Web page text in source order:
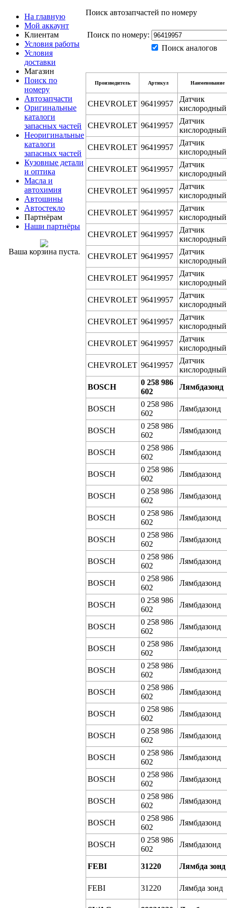
На главную
Мой аккаунт
Клиентам
Условия работы
Условия
доставки
Магазин
Поиск по
номеру
Автозапчасти
Оригинальные
каталоги
запасных частей
Неоригинальные
каталоги
запасных частей
Кузовные детали
и оптика
Масла и
автохимия
Автошины
Автостекло
Партнёрам
Наши партнёры
Ваша корзина пуста.
Поиск автозапчастей по номеру
Поиск по номеру:
Поиск аналогов
Производитель Артикул Наименование
CHEVROLET 96419957
Датчик
кислородный
CHEVROLET 96419957
Датчик
кислородный
CHEVROLET 96419957
Датчик
кислородный
CHEVROLET 96419957
Датчик
кислородный
CHEVROLET 96419957
Датчик
кислородный
CHEVROLET 96419957
Датчик
кислородный
CHEVROLET 96419957
Датчик
кислородный
CHEVROLET 96419957
Датчик
кислородный
CHEVROLET 96419957
Датчик
кислородный
CHEVROLET 96419957
Датчик
кислородный
CHEVROLET 96419957
Датчик
кислородный
CHEVROLET 96419957
Датчик
кислородный
CHEVROLET 96419957
Датчик
кислородный
BOSCH
0 258 986
602
Лямбдазонд
BOSCH
0 258 986
602
Лямбдазонд
BOSCH
0 258 986
602
Лямбдазонд
BOSCH
0 258 986
602
Лямбдазонд
BOSCH
0 258 986
602
Лямбдазонд
BOSCH
0 258 986
602
Лямбдазонд
BOSCH
0 258 986
602
Лямбдазонд
BOSCH
0 258 986
602
Лямбдазонд
BOSCH
0 258 986
602
Лямбдазонд
BOSCH
0 258 986
602
Лямбдазонд
BOSCH
0 258 986
602
Лямбдазонд
BOSCH
0 258 986
602
Лямбдазонд
BOSCH
0 258 986
602
Лямбдазонд
BOSCH
0 258 986
602
Лямбдазонд
BOSCH
0 258 986
602
Лямбдазонд
BOSCH
0 258 986
602
Лямбдазонд
BOSCH
0 258 986
602
Лямбдазонд
BOSCH
0 258 986
602
Лямбдазонд
BOSCH
0 258 986
602
Лямбдазонд
BOSCH
0 258 986
602
Лямбдазонд
BOSCH
0 258 986
602
Лямбдазонд
BOSCH
0 258 986
602
Лямбдазонд
FEBI 31220 Лямбда зонд
FEBI 31220 Лямбда зонд